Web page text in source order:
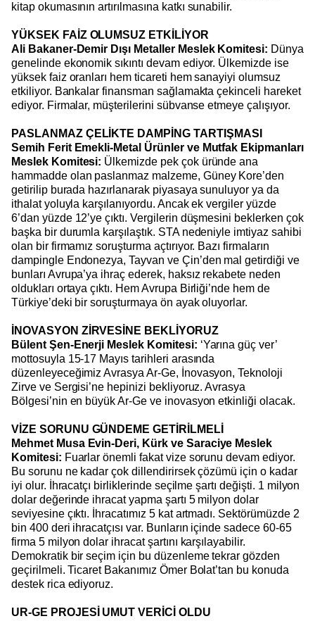
kitap okumasının artırılmasına katkı sunabilir.
YÜKSEK FAİZ OLUMSUZ ETKİLİYOR
Ali Bakaner-Demir Dışı Metaller Meslek Komitesi: Dünya
genelinde ekonomik sıkıntı devam ediyor. Ülkemizde ise
yüksek faiz oranları hem ticareti hem sanayiyi olumsuz
etkiliyor. Bankalar finansman sağlamakta çekinceli hareket
ediyor. Firmalar, müşterilerini sübvanse etmeye çalışıyor.
PASLANMAZ ÇELİKTE DAMPİNG TARTIŞMASI
Semih Ferit Emekli-Metal Ürünler ve Mutfak Ekipmanları
Meslek Komitesi: Ülkemizde pek çok üründe ana
hammadde olan paslanmaz malzeme, Güney Kore’den
getirilip burada hazırlanarak piyasaya sunuluyor ya da
ithalat yoluyla karşılanıyordu. Ancak ek vergiler yüzde
6’dan yüzde 12’ye çıktı. Vergilerin düşmesini beklerken çok
başka bir durumla karşılaştık. STA nedeniyle imtiyaz sahibi
olan bir firmamız soruşturma açtırıyor. Bazı firmaların
dampingle Endonezya, Tayvan ve Çin’den mal getirdiği ve
bunları Avrupa’ya ihraç ederek, haksız rekabete neden
oldukları ortaya çıktı. Hem Avrupa Birliği’nde hem de
Türkiye’deki bir soruşturmaya ön ayak oluyorlar.
İNOVASYON ZİRVESİNE BEKLİYORUZ
Bülent Şen-Enerji Meslek Komitesi: ‘Yarına güç ver’
mottosuyla 15-17 Mayıs tarihleri arasında
düzenleyeceğimiz Avrasya Ar-Ge, İnovasyon, Teknoloji
Zirve ve Sergisi’ne hepinizi bekliyoruz. Avrasya
Bölgesi’nin en büyük Ar-Ge ve inovasyon etkinliği olacak.
VİZE SORUNU GÜNDEME GETİRİLMELİ
Mehmet Musa Evin-Deri, Kürk ve Saraciye Meslek
Komitesi: Fuarlar önemli fakat vize sorunu devam ediyor.
Bu sorunu ne kadar çok dillendirirsek çözümü için o kadar
iyi olur. İhracatçı birliklerinde seçilme şartı değişti. 1 milyon
dolar değerinde ihracat yapma şartı 5 milyon dolar
seviyesine çıktı. İhracatımız 5 kat artmadı. Sektörümüzde 2
bin 400 deri ihracatçısı var. Bunların içinde sadece 60-65
firma 5 milyon dolar ihracat şartını karşılayabilir.
Demokratik bir seçim için bu düzenleme tekrar gözden
geçirilmeli. Ticaret Bakanımız Ömer Bolat’tan bu konuda
destek rica ediyoruz.
UR-GE PROJESİ UMUT VERİCİ OLDU